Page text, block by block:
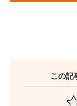
この記